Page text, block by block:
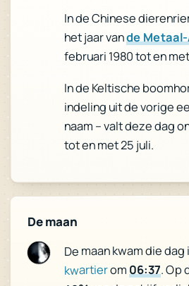
In de Chinese
het jaar vande
februari 1980 tot en
In de Keltische
indeling uit de vorige
naam – valt deze dag
tot en met 25 juli.
De maan
De maan kwam die dag
kwartierom 06:37. Op